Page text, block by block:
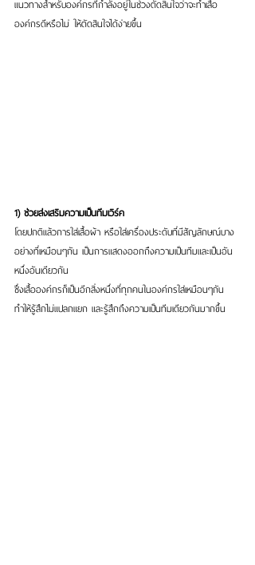
แนวทางสำหรับองค์กรที่กำลังอยู่ในช่วงตัดสินใจว่าจะทำเสื้อ
องค์กรดีหรือไม่ ให้ตัดสินใจได้ง่ายขึ้น
1) ช่วยส่งเสริมความเป็นทีมเวิร์ค
โดยปกติแล้วการใส่เสื้อผ้า หรือใส่เครื่องประดับที่มีสัญลักษณ์บาง
อย่างที่เหมือนๆกัน เป็นการแสดงออกถึงความเป็นทีมและเป็นอัน
หนึ่งอันเดียวกัน
ซึ่งเสื้อองค์กรก็เป็นอีกสิ่งหนึ่งที่ทุกคนในองค์กรใส่เหมือนๆกัน
ทำให้รู้สึกไม่แปลกแยก และรู้สึกถึงความเป็นทีมเดียวกันมากขึ้น